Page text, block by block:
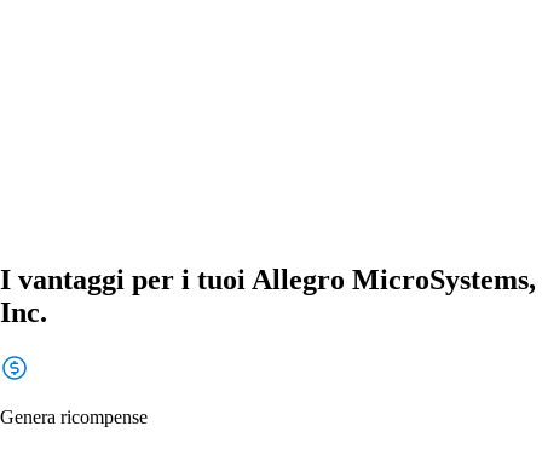
I vantaggi per i tuoi Allegro MicroSystems,
Inc.
Genera ricompense